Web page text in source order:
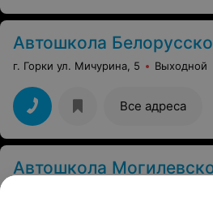
Автошкола Белорусской государственной
г. Горки ул. Мичурина, 5 Выходной
Все адреса
Автошкола Могилевского государственного экономического